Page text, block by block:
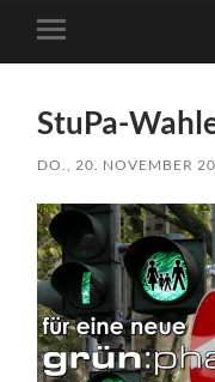
Mobile-
Menü
StuPa-
DO., 20. NOVEMBER